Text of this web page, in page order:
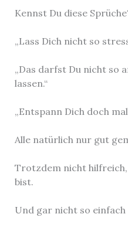
Kennst Du diese
„Lass Dich nicht so
„Das darfst Du nicht so
lassen.“
„Entspann Dich doch
Alle natürlich nur gut
Trotzdem nicht
bist.
Und gar nicht so einfach